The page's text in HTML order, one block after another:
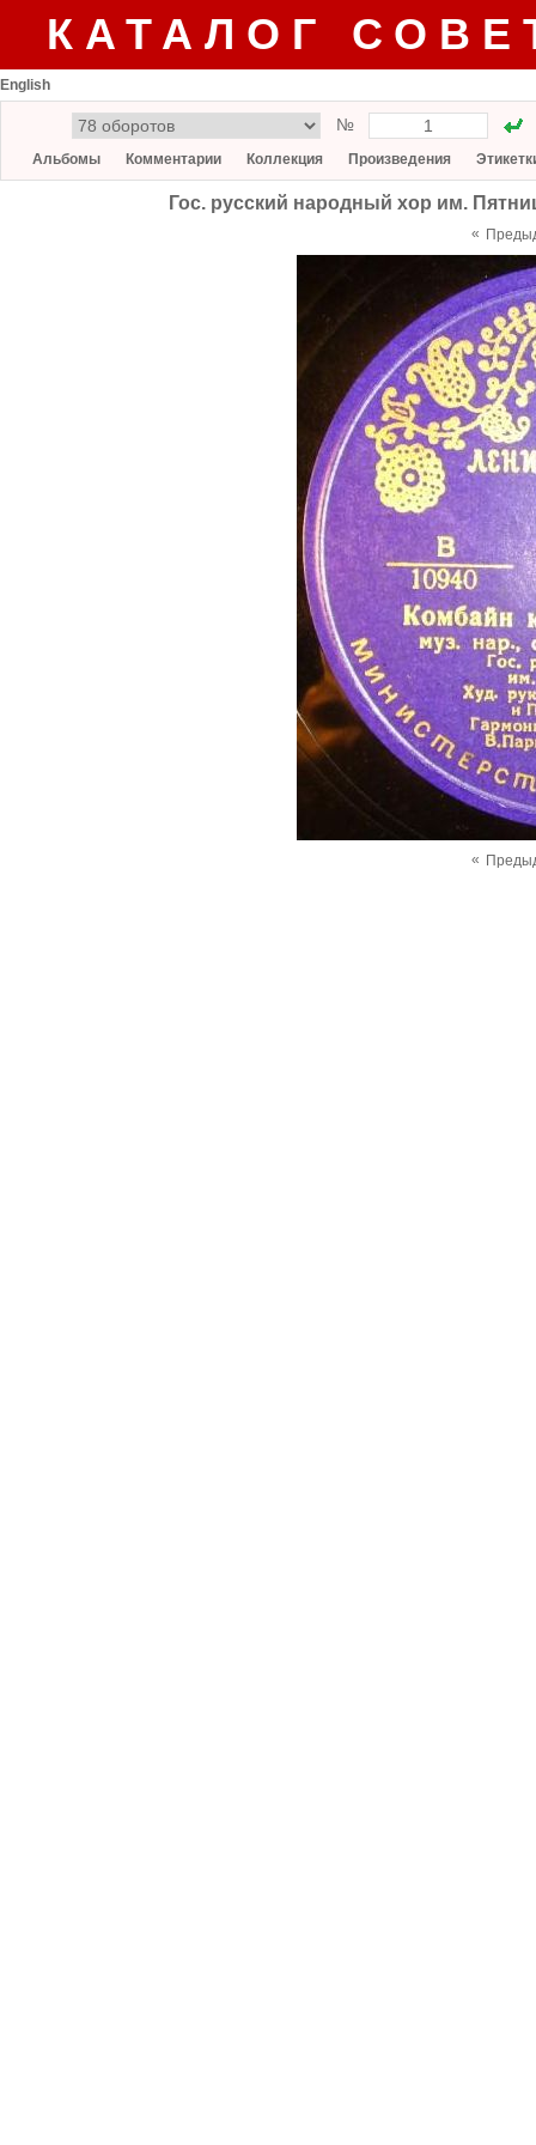
КАТАЛОГ
English
№
Альбомы Комментарии Коллекция Произведения
Гос. русский народный хор им.
«
«